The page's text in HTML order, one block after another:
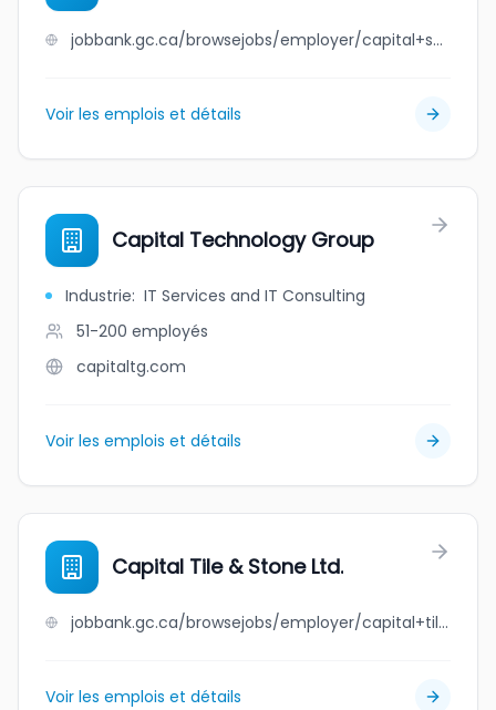
jobbank.gc.ca/browsejobs/employer/capital+sewer+services+inc./ca
Voir les emplois et détails
Capital Technology Group
Industrie: IT Services and IT Consulting
51-200 employés
capitaltg.com
Voir les emplois et détails
Capital Tile & Stone Ltd.
jobbank.gc.ca/browsejobs/employer/capital+tile+%26+stone+ltd./ca
Voir les emplois et détails